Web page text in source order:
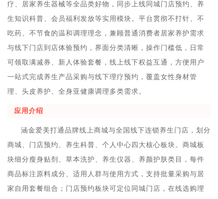
疗、居家养生器械等全品类好物，同步上线同城门店预约、养
生知识科普、会员福利发放等实用模块。平台贯彻不打针、不
吃药、不节食的温和调理理念，兼顾普通消费者居家养护需求
与线下门店到店体验预约，界面分类清晰，操作门槛低，日常
可领取满减券、新人体验套餐，线上线下权益互通，方便用户
一站式完成养生产品采购与线下理疗预约，覆盖女性身材管
理、头皮养护、全身亚健康调理多类需求。
应用介绍
涵金爱美打通品牌线上商城与全国线下连锁养生门店，划分
商城、门店预约、养生科普、个人中心四大核心板块。商城板
块细分瘦身贴剂、草本洗护、养生仪器、养颜护肤类目，每件
商品标注原料成分、适用人群与使用方式，支持批量采购与居
家自用套餐组合；门店预约板块可定位同城门店，在线选购理